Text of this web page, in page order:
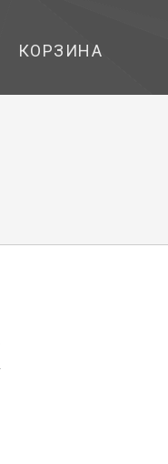
КОРЗИНА